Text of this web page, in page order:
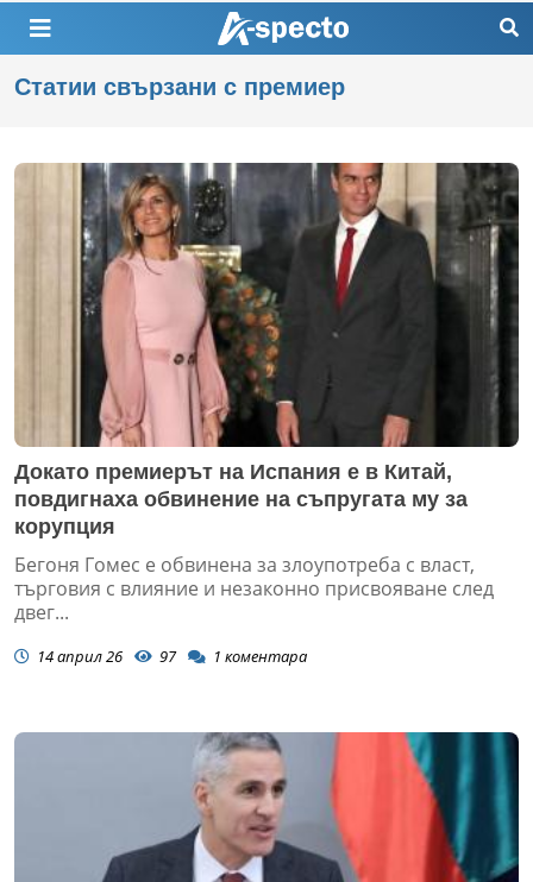
Статии свързани с премиер
Докато премиерът на Испания е в Китай,
повдигнаха обвинение на съпругата му за
корупция
Бегоня Гомес е обвинена за злоупотреба с власт,
търговия с влияние и незаконно присвояване след
двег...
14 април 26 97 1 коментара